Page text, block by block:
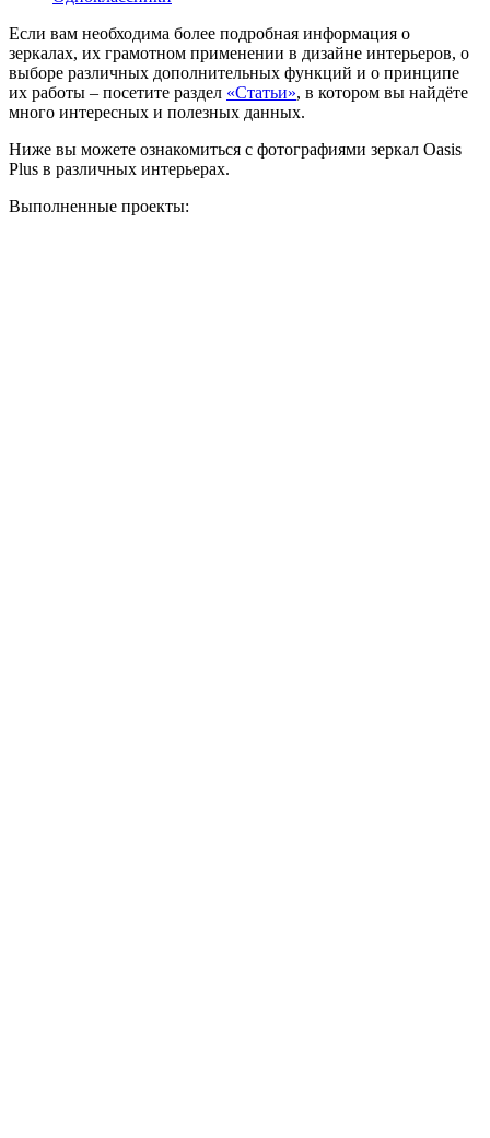
Если вам необходима более подробная информация о
зеркалах, их грамотном применении в дизайне интерьеров, о
выборе различных дополнительных функций и о принципе
их работы – посетите раздел «Статьи», в котором вы найдёте
много интересных и полезных данных.
Ниже вы можете ознакомиться с фотографиями зеркал Oasis
Plus в различных интерьерах.
Выполненные проекты: